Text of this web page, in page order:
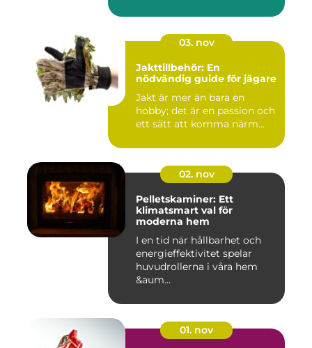
03. nov
Jakttillbehör: En
nödvändig guide för jägare
Jakt är mer än bara en
hobby; det är en passion och
ett sätt att komma närm...
02. nov
Pelletskaminer: Ett
klimatsmart val för
moderna hem
I en tid när hållbarhet och
energieffektivitet spelar
huvudrollerna i våra hem
&aum...
01. nov